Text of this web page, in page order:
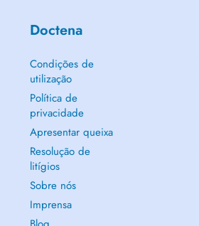
Doctena
Condições de
utilização
Política de
privacidade
Apresentar queixa
Resolução de
litígios
Sobre nós
Imprensa